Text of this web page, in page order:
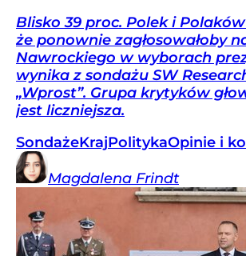
Blisko 39 proc. Polek i
że ponownie zagłosowałoby
Nawrockiego w wyborach
wynika z sondażu SW
„Wprost”. Grupa krytyków
jest liczniejsza.
SondażeKrajPolitykaOpinie i
Magdalena Frindt